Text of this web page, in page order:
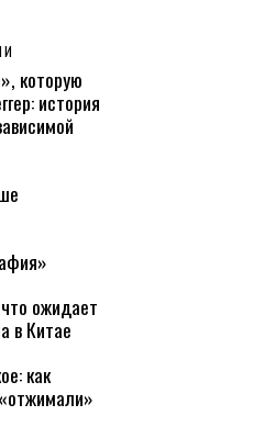
которую
история
ожидает
в Китае
как